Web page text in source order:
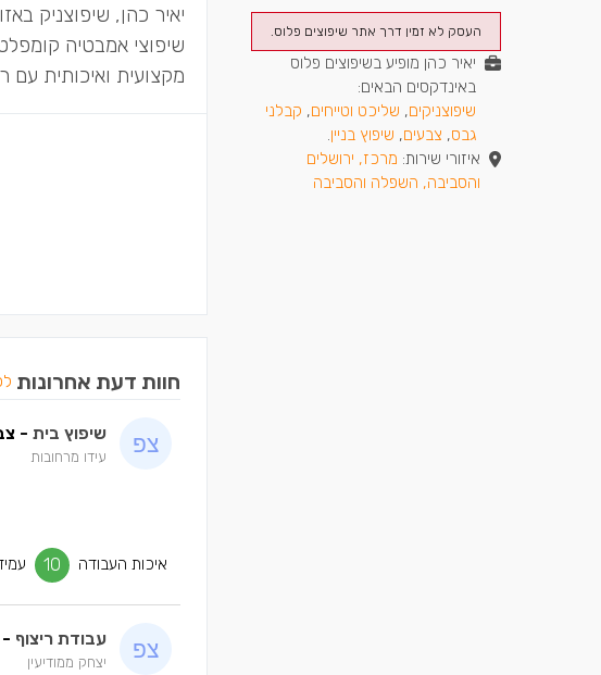
העסק לא זמין דרך אתר שיפוצים פלוס.
יאיר כהן מופיע בשיפוצים פלוס
באינדקסים הבאים:
שיפוצניקים, שליכט וטייחים, קבלני
גבס, צבעים, שיפוץ בניין.
איזורי שירות: מרכז, ירושלים
והסביבה, השפלה והסביבה
יאיר כהן, שיפוצניק
שיפוצי אמבטיה
מקצועית ואיכותית עם
חוות דעת אחרונות
שיפוץ בית -
עידו מרחובות
איכות העבודה 10
עבודת ריצוף -
יצחק ממודיעין